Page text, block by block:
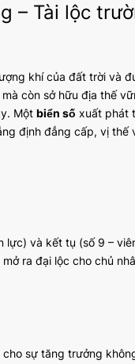
– Tài lộc
khí của đất trời và
còn sở hữu địa thế
Một biển số xuất phát
định đẳng cấp, vị thế
lực) và kết tụ (số 9 –
ra đại lộc cho chủ
sự tăng trưởng